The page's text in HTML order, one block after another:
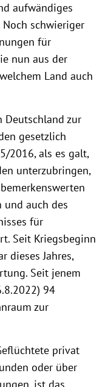
aufwändiges
schwieriger
für
nun aus der
Land auch
Deutschland zur
gesetzlich
2016, als es galt,
unterzubringen,
und auch des
für
Seit Kriegsbeginn
dieses Jahres,
Seit jenem
94
zur
privat
oder über